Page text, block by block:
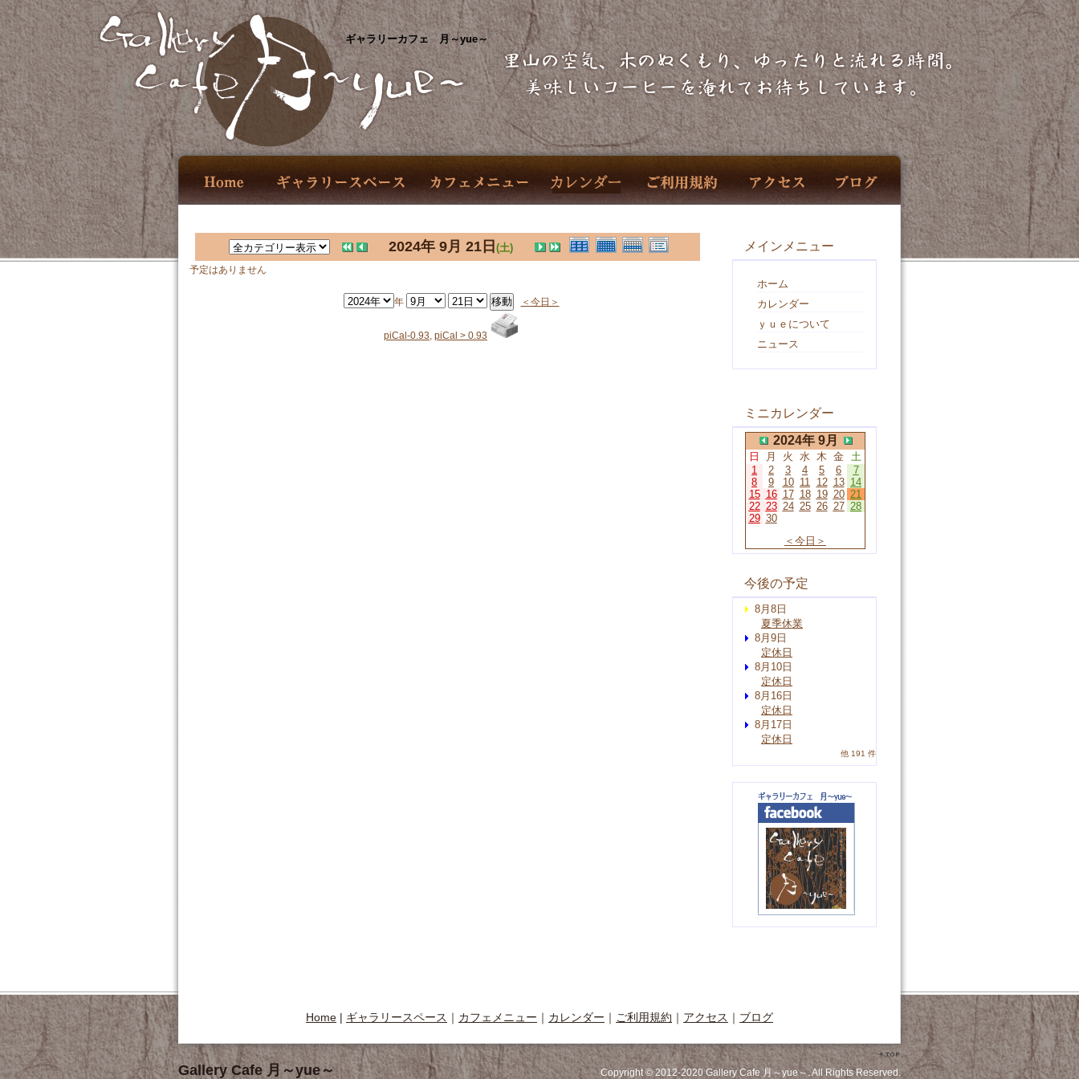
ギャラリーカフェ 月～yue～
2024年 9月 21日 (土)
予定はありません
年 ＜今日＞
piCal-0.93, piCal > 0.93
メインメニュー
ホーム
カレンダー
ｙｕｅについて
ニュース
ミニカレンダー
2024年 9月
日 月 火 水 木 金 土
1
2 3 4 5 6
7
8
9 10 11 12 13 14
15 16 17 18 19 20 21
22 23 24 25 26 27 28
29 30
＜今日＞
今後の予定
8月8日
夏季休業
8月9日
定休日
8月10日
定休日
8月16日
定休日
8月17日
定休日
他 191 件
Home | ギャラリースペース ｜ カフェメニュー ｜ カレンダー ｜ ご利用規約 ｜ アクセス ｜ ブログ
Gallery Cafe 月～yue～ Copyright © 2012-2020 Gallery Cafe 月～yue～. All Rights Reserved.